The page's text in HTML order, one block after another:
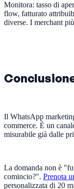
Monitora: tasso di
flow, fatturato
diverse. I merchant
Il WhatsApp
commerce. È un
misurabile già dalle
La domanda non è
comincio?". Prenota
personalizzata di 20